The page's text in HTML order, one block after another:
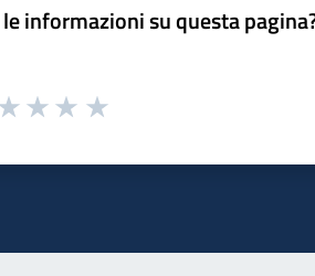
informazioni su questa